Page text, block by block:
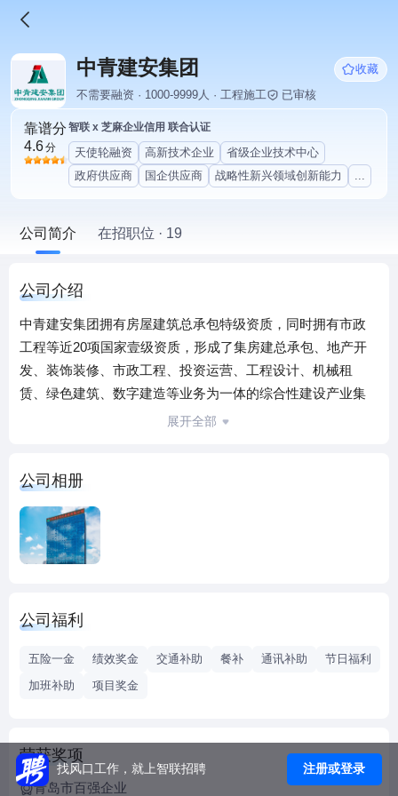
中青建安集团
收藏
不需要融资 · 1000-9999人 · 工程施工
已审核
靠谱分
4.6分
智联 x 芝麻企业信用 联合认证
天使轮融资 高新技术企业
省级企业技术中心
政府供应商
国企供应商 战略性新兴领域创新能力 ...
公司简介 在招职位 · 19
公司介绍
中青建安集团拥有房屋建筑总承包特级资质，同时拥有市政
工程等近20项国家壹级资质，形成了集房建总承包、地产开
发、装饰装修、市政工程、投资运营、工程设计、机械租
赁、绿色建筑、数字建造等业务为一体的综合性建设产业集
加坡、菲律宾、美国等海外国家，连续多年产值、合同额均
超百亿元。
近年来，集团先后承接了胶东国际机场、青岛地铁、世界园
艺博览会、国家深海基地、山东能源研究院、山东港口航运
项，连续八年排名青岛市建设市场主体考核第一位，连续多
集团重视人才培养引进，涌现出一批“全国五一劳动奖
代表人物。集团设有多个省、市级技术中心和工匠创新工作
室，多项技术荣获全国“工程建设行业科学技术进步奖”。
集团坚持自身发展的同时，不忘反哺社会，积极参与公益活
展开全部
公司相册
公司福利
五险一金 绩效奖金 交通补助 餐补 通讯补助
节日福利
加班补助
项目奖金
荣获奖项
青岛市百强企业
找风口工作，就上智联招聘 注册或登录